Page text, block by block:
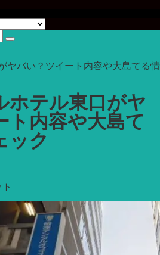
ヤバい？ツイート内容や大島てる情
ホテル東口がヤ
ト内容や大島て
ック